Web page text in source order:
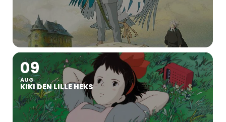
09
AUG
KIKI DEN LILLE HEKS